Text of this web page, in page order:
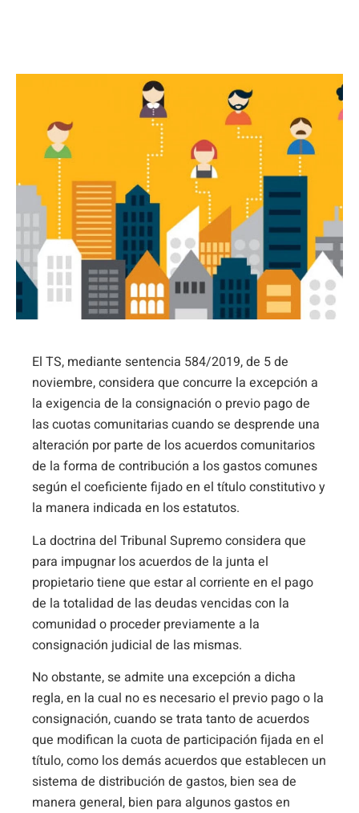
El TS, mediante sentencia 584/2019, de 5 de
noviembre, considera que concurre la excepción a
la exigencia de la consignación o previo pago de
las cuotas comunitarias cuando se desprende una
alteración por parte de los acuerdos comunitarios
de la forma de contribución a los gastos comunes
según el coeficiente fijado en el título constitutivo y
la manera indicada en los estatutos.
La doctrina del Tribunal Supremo considera que
para impugnar los acuerdos de la junta el
propietario tiene que estar al corriente en el pago
de la totalidad de las deudas vencidas con la
comunidad o proceder previamente a la
consignación judicial de las mismas.
No obstante, se admite una excepción a dicha
regla, en la cual no es necesario el previo pago o la
consignación, cuando se trata tanto de acuerdos
que modifican la cuota de participación fijada en el
título, como los demás acuerdos que establecen un
sistema de distribución de gastos, bien sea de
manera general, bien para algunos gastos en